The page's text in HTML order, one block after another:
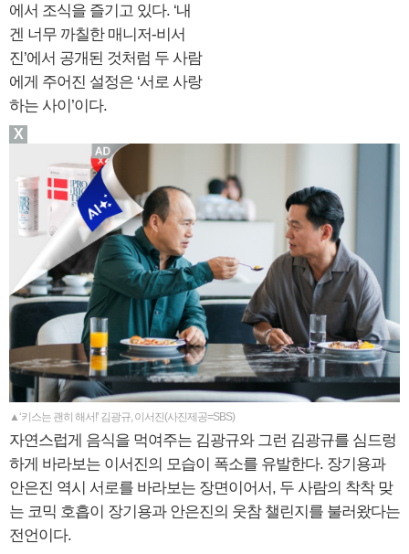
에서 조식을 즐기고 있다. ‘내
겐 너무 까칠한 매니저-비서
진’에서 공개된 것처럼 두 사람
에게 주어진 설정은 ‘서로 사랑
하는 사이’이다.
▲‘키스는 괜히 해서!’ 김광규, 이서진(사진제공=SBS)
자연스럽게 음식을 먹여주는 김광규와 그런 김광규를 심드렁
하게 바라보는 이서진의 모습이 폭소를 유발한다. 장기용과
안은진 역시 서로를 바라보는 장면이어서, 두 사람의 착착 맞
는 코믹 호흡이 장기용과 안은진의 웃참 챌린지를 불러왔다는
전언이다.
X